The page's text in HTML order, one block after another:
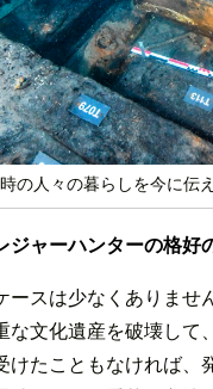
の人々の暮らしを今に
ャーハンターの格好
ースは少なくありま
な文化遺産を破壊し
けたこともなければ